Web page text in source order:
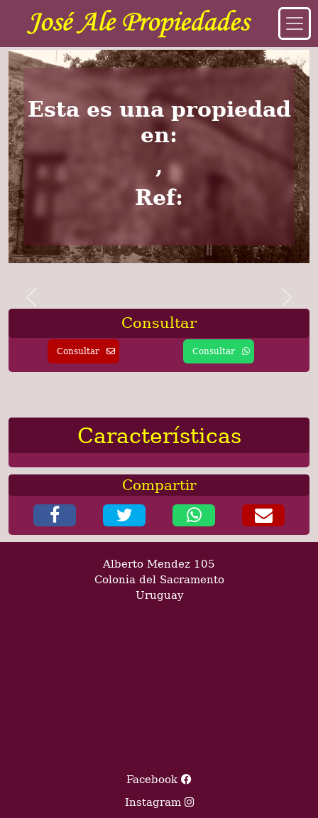
Esta es una propiedad
en:
,
Ref:
Consultar
Consultar Consultar
Características
Compartir
Alberto Mendez 105
Colonia del Sacramento
Uruguay
Facebook
Instagram